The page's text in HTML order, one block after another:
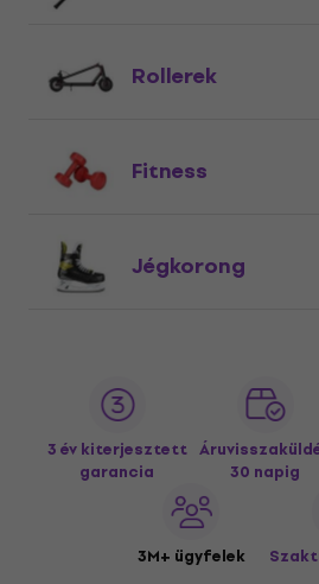
Rollerek
Fitness
Jégkorong
3 év kiterjesztett
garancia
30 napig
3M+ ügyfelek